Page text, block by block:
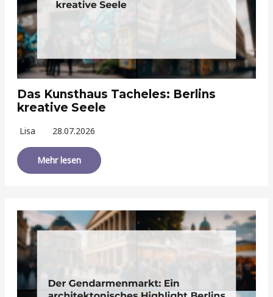
Das Kunsthaus Tacheles: Berlins
kreative Seele
Lisa 28.07.2026
Mehr lesen